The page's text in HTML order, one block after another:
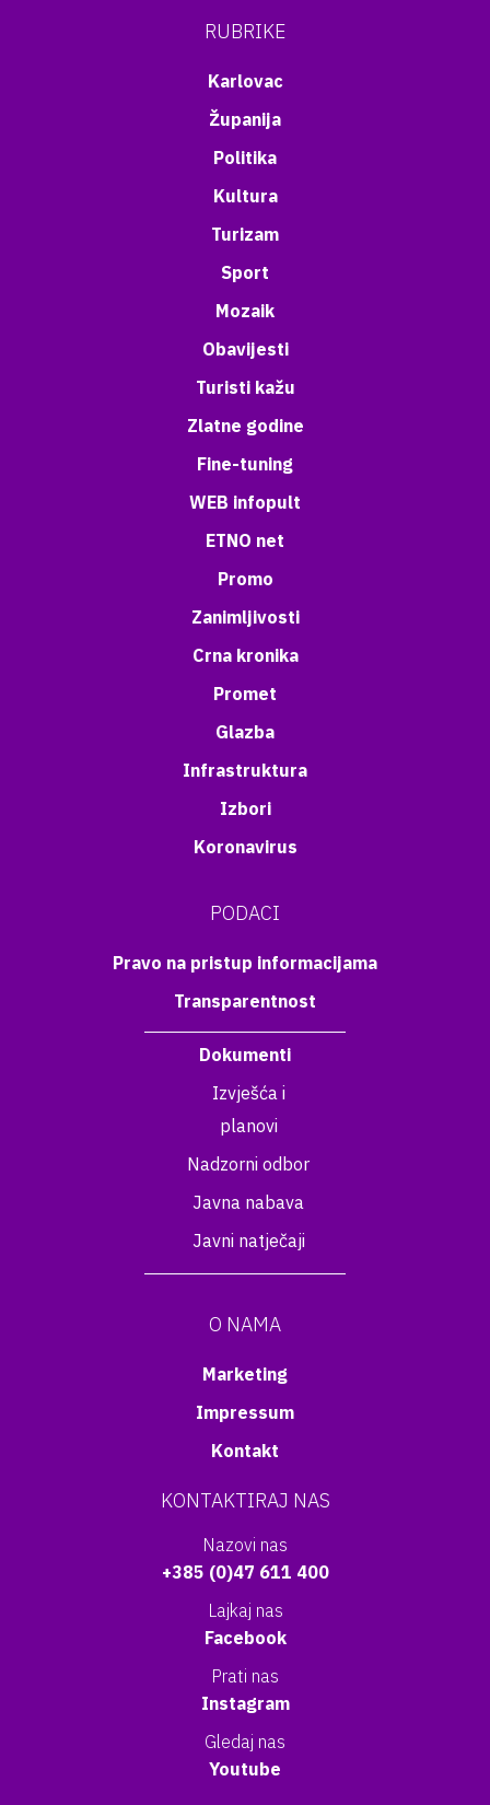
RUBRIKE
Karlovac
Županija
Politika
Kultura
Turizam
Sport
Mozaik
Obavijesti
Turisti kažu
Zlatne godine
Fine-tuning
WEB infopult
ETNO net
Promo
Zanimljivosti
Crna kronika
Promet
Glazba
Infrastruktura
Izbori
Koronavirus
PODACI
Pravo na pristup informacijama
Transparentnost
Dokumenti
Izvješća i
planovi
Nadzorni odbor
Javna nabava
Javni natječaji
O NAMA
Marketing
Impressum
Kontakt
KONTAKTIRAJ NAS
Nazovi nas
+385 (0)47 611 400
Lajkaj nas
Facebook
Prati nas
Instagram
Gledaj nas
Youtube